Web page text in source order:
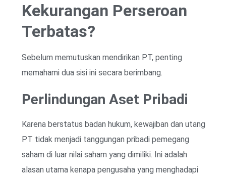
Kekurangan Perseroan
Terbatas?
Sebelum memutuskan mendirikan PT, penting
memahami dua sisi ini secara berimbang.
Perlindungan Aset Pribadi
Karena berstatus badan hukum, kewajiban dan utang
PT tidak menjadi tanggungan pribadi pemegang
saham di luar nilai saham yang dimiliki. Ini adalah
alasan utama kenapa pengusaha yang menghadapi